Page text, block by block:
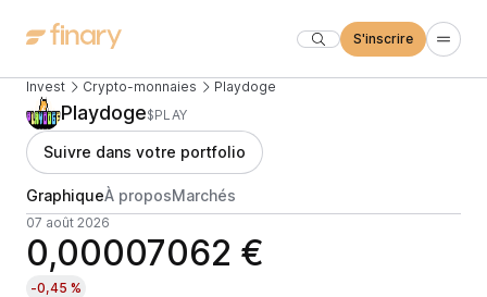
S'inscrire
Invest Crypto-monnaies Playdoge
Playdoge$PLAY
Suivre dans votre portfolio
GraphiqueÀ proposMarchés
07 août 2026
0,00007062 €
-0,45 %